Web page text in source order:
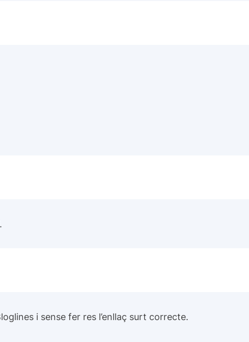
i sense fer res l’enllaç surt correcte.